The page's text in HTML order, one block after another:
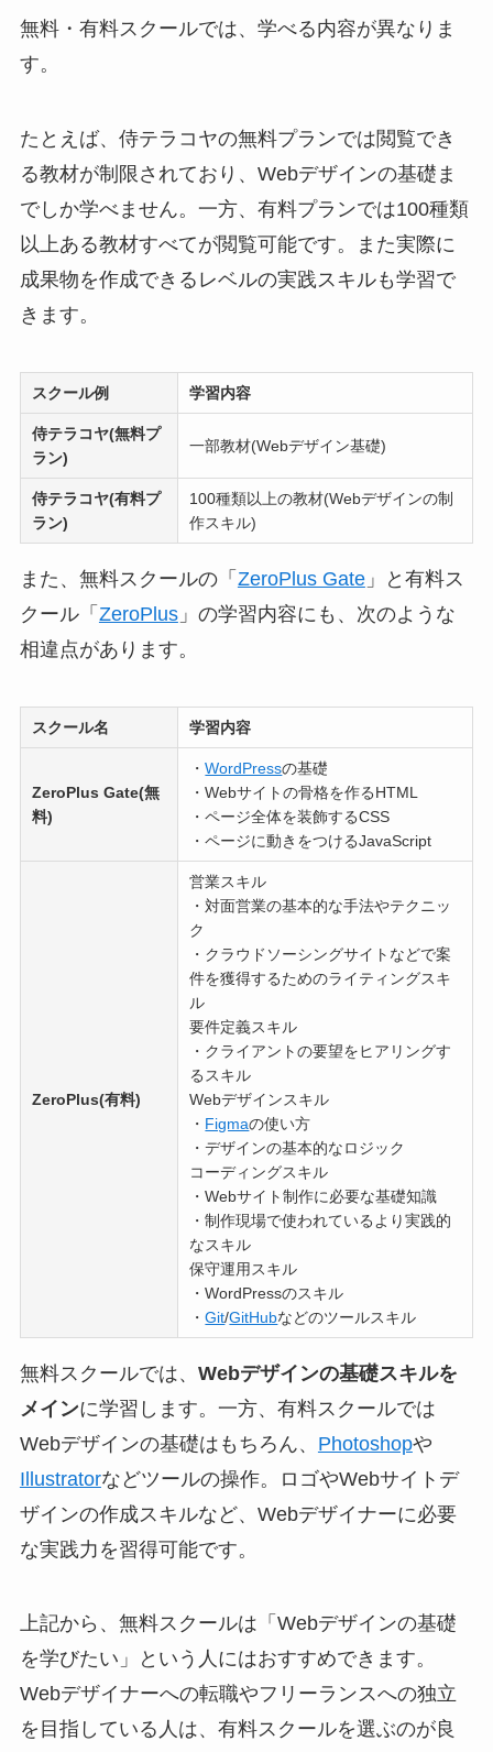
無料・有料スクールでは、学べる内容が異なりま
す。
たとえば、侍テラコヤの無料プランでは閲覧でき
る教材が制限されており、Webデザインの基礎ま
でしか学べません。一方、有料プランでは100種類
以上ある教材すべてが閲覧可能です。また実際に
成果物を作成できるレベルの実践スキルも学習で
きます。
スクール例 学習内容
侍テラコヤ(無料プ
ラン)
一部教材(Webデザイン基礎)
侍テラコヤ(有料プ
ラン)
100種類以上の教材(Webデザインの制
作スキル)
また、無料スクールの「 ZeroPlus Gate」と有料ス
クール「 ZeroPlus」の学習内容にも、次のような
相違点があります。
スクール名 学習内容
ZeroPlus Gate(無
料)
・WordPressの基礎
・Webサイトの骨格を作るHTML
・ページ全体を装飾するCSS
・ページに動きをつけるJavaScript
ZeroPlus(有料)
営業スキル
・対面営業の基本的な手法やテクニッ
ク
・クラウドソーシングサイトなどで案
件を獲得するためのライティングスキ
ル
要件定義スキル
・クライアントの要望をヒアリングす
るスキル
Webデザインスキル
・ Figmaの使い方
・デザインの基本的なロジック
コーディングスキル
・Webサイト制作に必要な基礎知識
・制作現場で使われているより実践的
なスキル
保守運用スキル
・WordPressのスキル
・Git/GitHubなどのツールスキル
無料スクールでは、 Webデザインの基礎スキルを
メインに学習します。一方、有料スクールでは
Webデザインの基礎はもちろん、 Photoshopや
Illustratorなどツールの操作。ロゴやWebサイトデ
ザインの作成スキルなど、Webデザイナーに必要
な実践力を習得可能です。
上記から、無料スクールは「Webデザインの基礎
を学びたい」という人にはおすすめできます。
Webデザイナーへの転職やフリーランスへの独立
を目指している人は、有料スクールを選ぶのが良